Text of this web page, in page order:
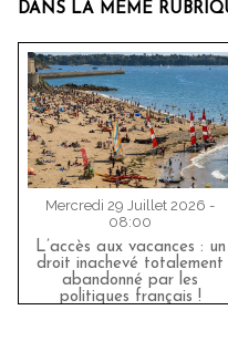
DANS LA MÊME
Mercredi 29 Juillet 2026 -
08:00
L’accès aux vacances : un
droit inachevé totalement
abandonné par les
politiques français !